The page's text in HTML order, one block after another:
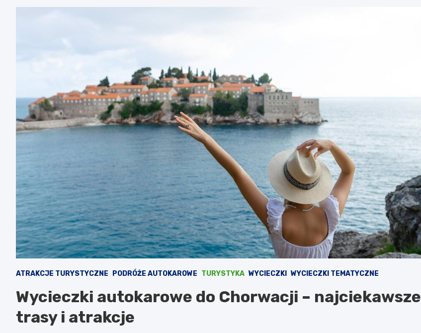
ATRAKCJE TURYSTYCZNE PODRÓŻE AUTOKAROWE TURYSTYKA WYCIECZKI WYCIECZKI TEMATYCZNE
Wycieczki autokarowe do Chorwacji – najciekawsze
trasy i atrakcje